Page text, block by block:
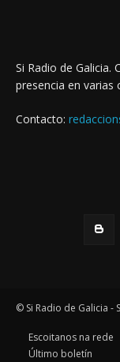
Si Radio de Galicia.
presencia en
Contacto:
© Si Radio de Galicia -
Escoitanos na rede
Último boletín